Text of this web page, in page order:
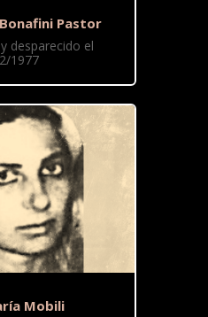
Pastor
desparecido el
1977
Mobili